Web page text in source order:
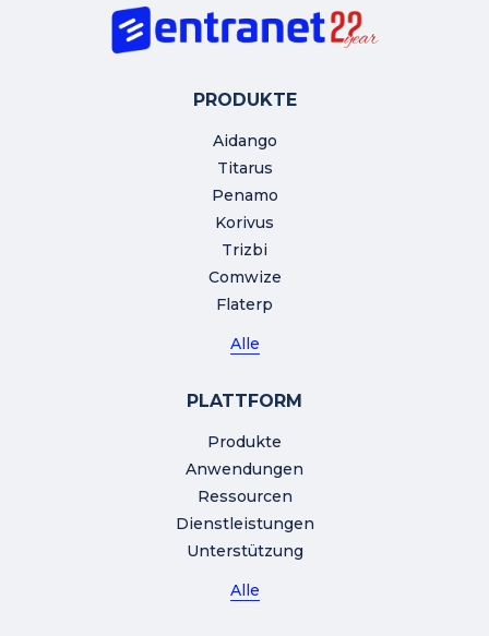
PRODUKTE
Aidango
Titarus
Penamo
Korivus
Trizbi
Comwize
Flaterp
Alle
PLATTFORM
Produkte
Anwendungen
Ressourcen
Dienstleistungen
Unterstützung
Alle